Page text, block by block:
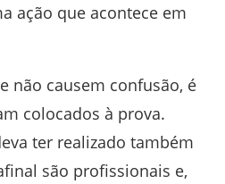
ação que acontece em
não causem confusão, é
colocados à prova.
ter realizado também
são profissionais e,